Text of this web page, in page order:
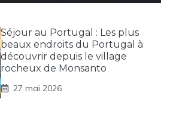
Séjour au Portugal : Les plus
beaux endroits du Portugal à
découvrir depuis le village
rocheux de Monsanto
27 mai 2026